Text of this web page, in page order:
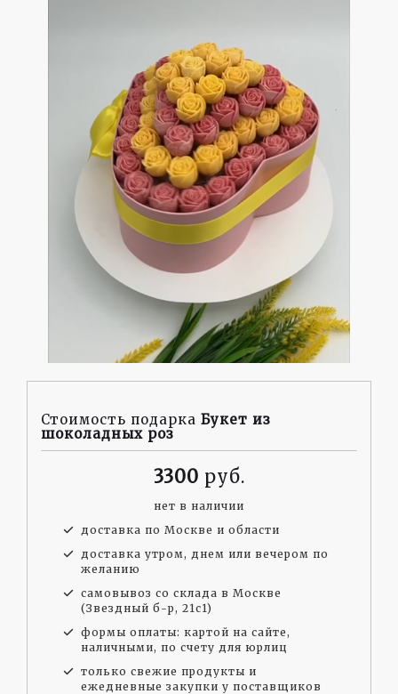
Стоимость подарка Букет из
шоколадных роз
3300
нет в наличии
доставка по Москве и области
доставка утром, днем или вечером по
желанию
самовывоз со склада в Москве
(Звездный б-р, 21с1)
формы оплаты: картой на сайте,
наличными, по счету для юрлиц
только свежие продукты и
ежедневные закупки у поставщиков